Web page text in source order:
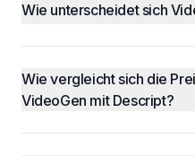
Wie unterscheidet sich
Wie vergleicht sich die
VideoGen mit Descript?